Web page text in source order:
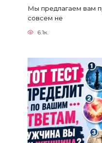
Мы предлагаем вам
совсем не
6.1к.